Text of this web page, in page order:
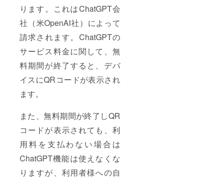
ります。これはChatGPT会
社（米OpenAI社）によって
請求されます。ChatGPTの
サービス料金に関して、無
料期間が終了すると、デバ
イスにQRコードが表示され
ます。
また、無料期間が終了しQR
コードが表示されても、利
用料を支払わない場合は
ChatGPT機能は使えなくな
りますが、利用者様への自